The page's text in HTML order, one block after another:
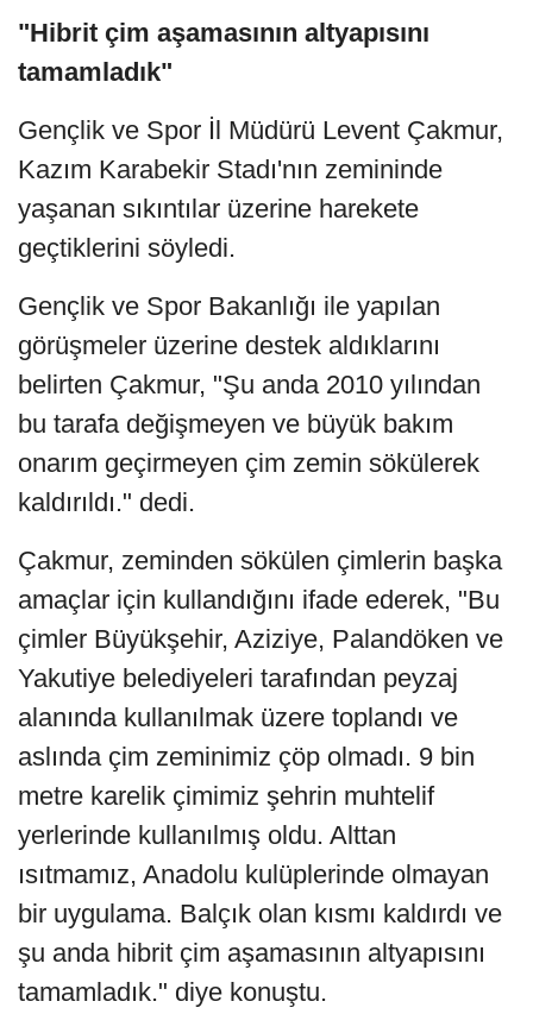
"Hibrit çim aşamasının altyapısını
tamamladık"
Gençlik ve Spor İl Müdürü Levent Çakmur,
Kazım Karabekir Stadı'nın zemininde
yaşanan sıkıntılar üzerine harekete
geçtiklerini söyledi.
Gençlik ve Spor Bakanlığı ile yapılan
görüşmeler üzerine destek aldıklarını
belirten Çakmur, "Şu anda 2010 yılından
bu tarafa değişmeyen ve büyük bakım
onarım geçirmeyen çim zemin sökülerek
kaldırıldı." dedi.
Çakmur, zeminden sökülen çimlerin başka
amaçlar için kullandığını ifade ederek, "Bu
çimler Büyükşehir, Aziziye, Palandöken ve
Yakutiye belediyeleri tarafından peyzaj
alanında kullanılmak üzere toplandı ve
aslında çim zeminimiz çöp olmadı. 9 bin
metre karelik çimimiz şehrin muhtelif
yerlerinde kullanılmış oldu. Alttan
ısıtmamız, Anadolu kulüplerinde olmayan
bir uygulama. Balçık olan kısmı kaldırdı ve
şu anda hibrit çim aşamasının altyapısını
tamamladık." diye konuştu.